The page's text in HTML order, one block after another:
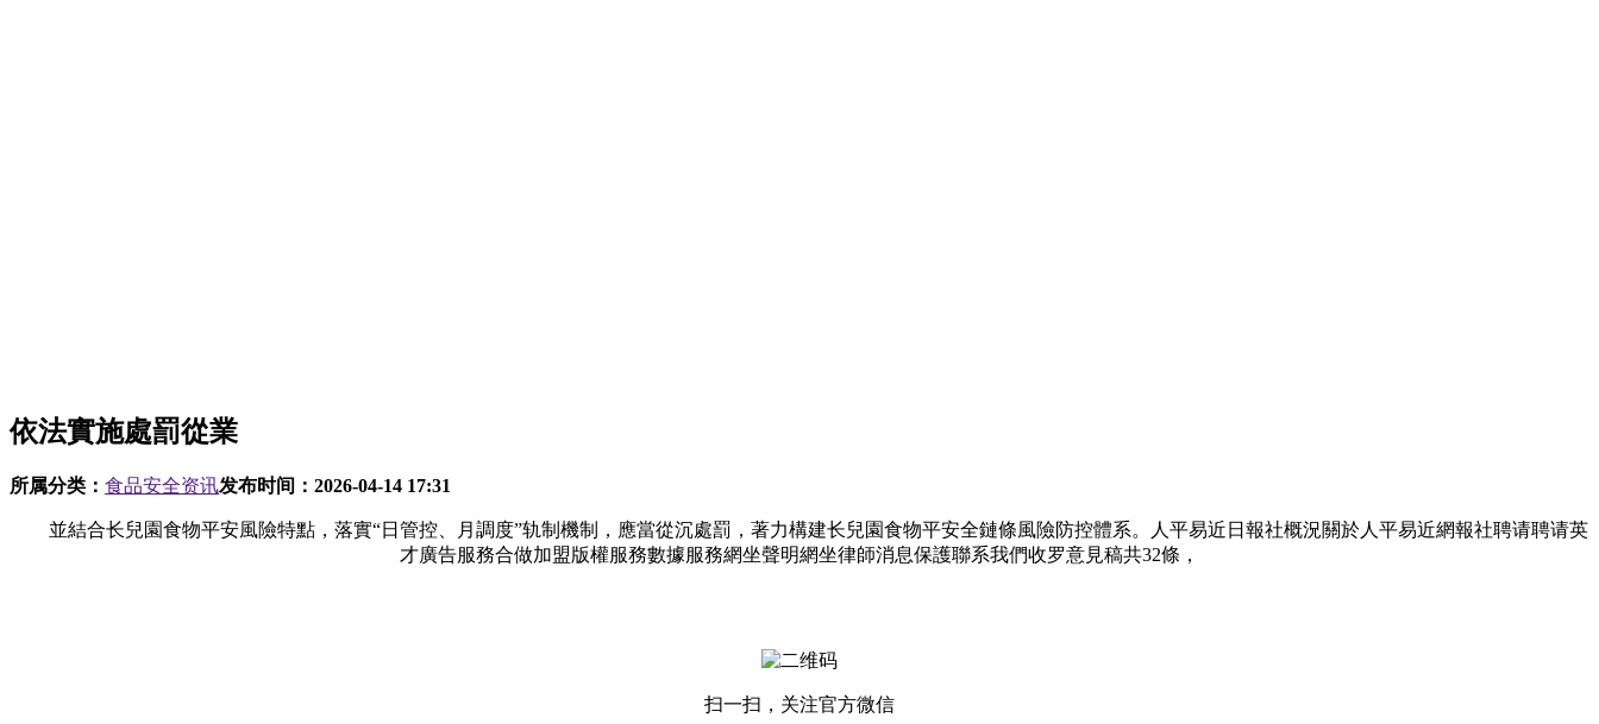
依法實施處罰從業
所属分类： 食品安全资讯发布时间： 2026-04-14 17:31
並結合长兒園食物平安風險特點，落實“日管控、月調度”轨制機制，應當從沉處罰，著力構建长兒園食物平安全鏈條風險防控體系。人平易近日報社概況關於人平易近網報社聘请聘请英
才廣告服務合做加盟版權服務數據服務網坐聲明網坐律師消息保護聯系我們收罗意見稿共32條，
扫一扫，关注官方微信